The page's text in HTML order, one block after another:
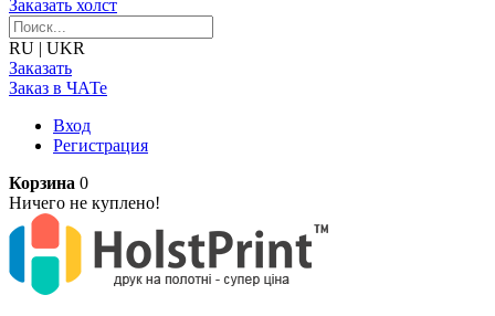
Заказать холст
RU | UKR
Заказать
Заказ в ЧАТе
Вход
Регистрация
Корзина 0
Ничего не куплено!